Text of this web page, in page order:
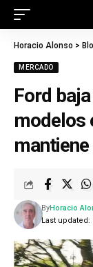
Horacio Alonso >
MERCADO
Ford
modelos
Last updated:
ByHoracio